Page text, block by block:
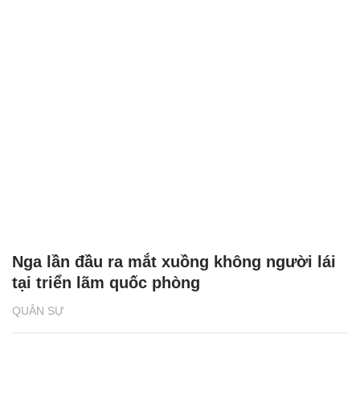
QUÂN SỰ
Nga lần đầu ra mắt xuồng không người lái
tại triển lãm quốc phòng